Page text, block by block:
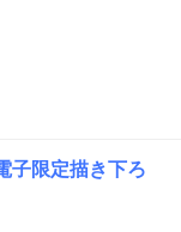
子限定描き下ろ